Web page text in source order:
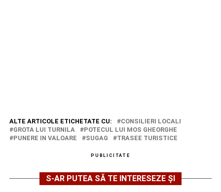
ALTE ARTICOLE ETICHETATE CU:
CONSILIERI LOCALI
GROTA LUI TURNILA
POTECUL LUI MOS GHEORGHE
PUNERE IN VALOARE
SUGAG TRASEE TURISTICE
PUBLICITATE
S-AR PUTEA SĂ TE INTERESEZE ȘI